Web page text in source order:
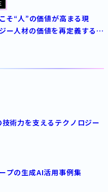
そ“人”の価値が高まる現
ー人材の価値を再定義する
術力を支えるテクノロジー
プの生成AI活用事例集